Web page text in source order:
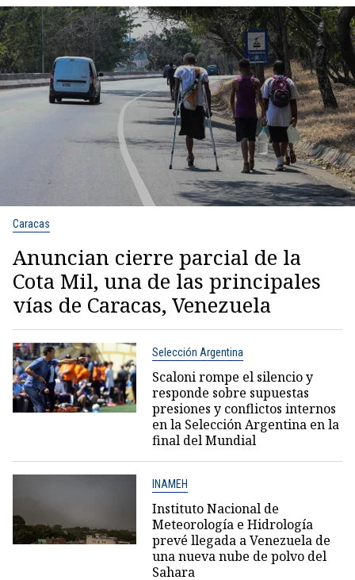
Caracas
Anuncian cierre parcial de la
Cota Mil, una de las principales
vías de Caracas, Venezuela
Selección Argentina
Scaloni rompe el silencio y
responde sobre supuestas
presiones y conflictos internos
en la Selección Argentina en la
final del Mundial
INAMEH
Instituto Nacional de
Meteorología e Hidrología
prevé llegada a Venezuela de
una nueva nube de polvo del
Sahara